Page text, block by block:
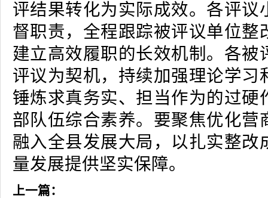
评结果转化为实际成效。各评议
督职责，全程跟踪被评议单位整
建立高效履职的长效机制。各被
评议为契机，持续加强理论学习
锤炼求真务实、担当作为的过硬
部队伍综合素养。要聚焦优化营
融入全县发展大局，以扎实整改
量发展提供坚实保障。
上一篇：